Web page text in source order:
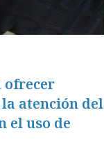
ofrecer
atención del
el uso de